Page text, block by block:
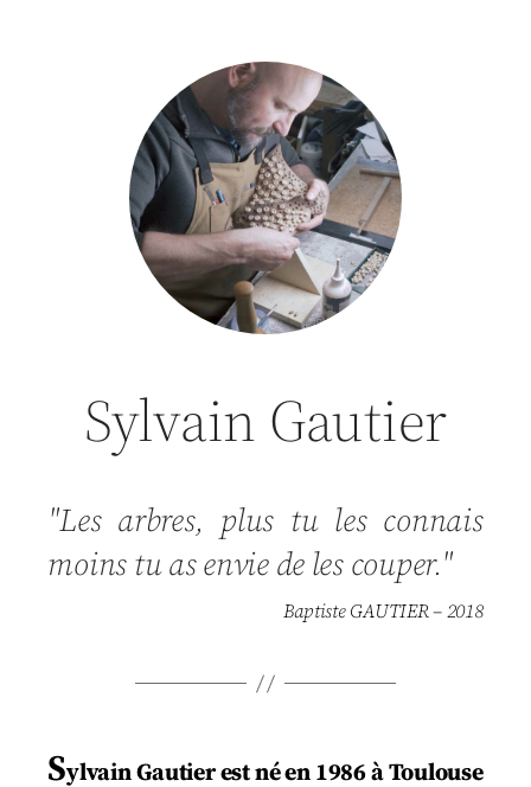
Sylvain Gautier
"Les arbres, plus tu les connais
moins tu as envie de les couper."
Baptiste GAUTIER – 2018
Sylvain Gautier est né en 1986 à Toulouse